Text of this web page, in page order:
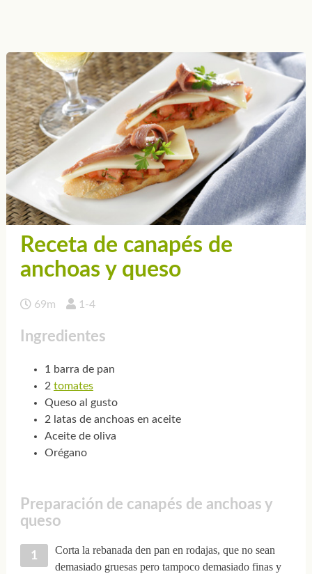
Receta de canapés de
anchoas y queso
69m 1-4
Ingredientes
1 barra de pan
2 tomates
Queso al gusto
2 latas de anchoas en aceite
Aceite de oliva
Orégano
Preparación de canapés de anchoas y
queso
Corta la rebanada den pan en rodajas, que no sean
demasiado gruesas pero tampoco demasiado finas y